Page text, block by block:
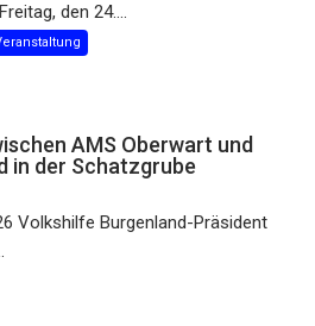
den 24....
AMS Oberwart und
in der Schatzgrube
Volkshilfe Burgenland-Präsident